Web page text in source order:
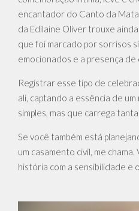
encantador do Canto da
da Edilaine Oliver trouxe
que foi marcado por sorrisos
emocionados e a presença
Registrar esse tipo de
ali, captando a essência de
simples, mas que carrega
Se você também está
um casamento civil, me
história com a sensibilidade e